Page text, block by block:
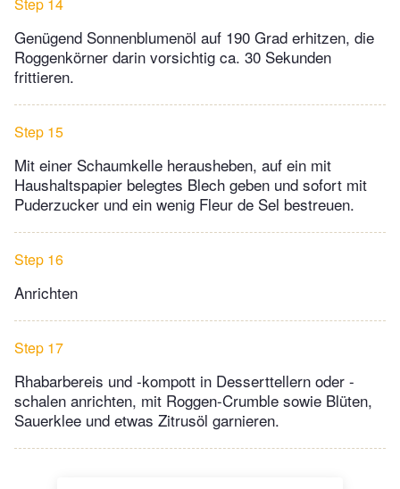
Genügend Sonnenblumenöl auf 190 Grad erhitzen, die
Roggenkörner darin vorsichtig ca. 30 Sekunden
frittieren.
Step 15
Mit einer Schaumkelle herausheben, auf ein mit
Haushaltspapier belegtes Blech geben und sofort mit
Puderzucker und ein wenig Fleur de Sel bestreuen.
Step 16
Anrichten
Step 17
Rhabarbereis und -kompott in Desserttellern oder -
schalen anrichten, mit Roggen-Crumble sowie Blüten,
Sauerklee und etwas Zitrusöl garnieren.